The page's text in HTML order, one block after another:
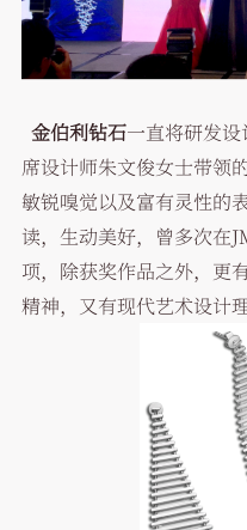
金伯利钻石一直将研发
席设计师朱文俊女士带领
敏锐嗅觉以及富有灵性的
读，生动美好，曾多次在
项，除获奖作品之外，更
精神，又有现代艺术设计